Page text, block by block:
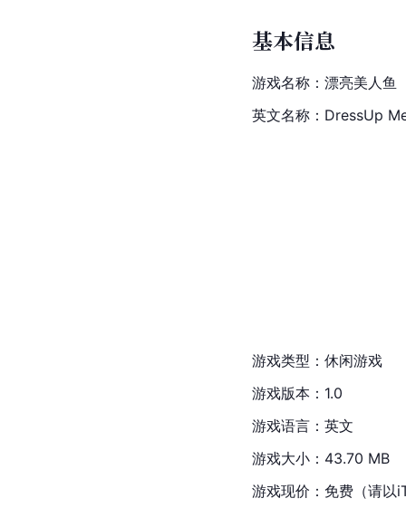
基本信息
游戏名称：漂亮美人鱼
英文名称：DressUp
游戏类型：休闲游戏
游戏版本：1.0
游戏语言：英文
游戏大小：43.70 MB
游戏现价：免费（请以